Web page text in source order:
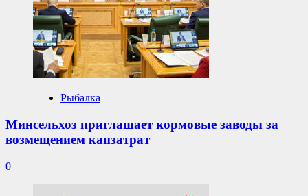
Рыбалка
Минсельхоз приглашает кормовые заводы за
возмещением капзатрат
0